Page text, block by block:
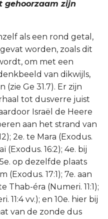
gehoorzaam zijn
als een rond getal,
worden, zoals dit
om met een
van dikwijls,
Ge 31.7). Er zijn
tot dusverre juist
Israël de Heere
aan het strand van
2e. te Mara (Exodus.
(Exodus. 16:2); 4e. bij
op dezelfde plaats
(Exodus. 17:1); 7e. aan
Thab-éra (Numeri. 11:1);
11:4 vv.); en 10e. hier bij
van de zonde dus